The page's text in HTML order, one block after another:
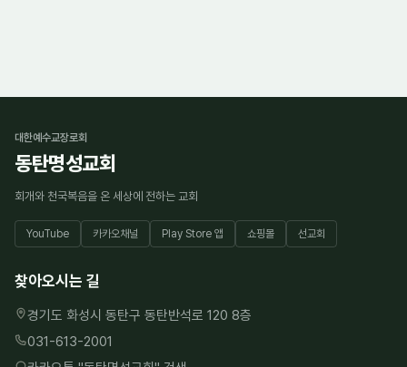
대한예수교장로회
동탄명성교회
회개와 천국복음을 온 세상에 전하는 교회
YouTube 카카오채널 Play Store 앱 쇼핑몰 선교회
찾아오시는 길
경기도 화성시 동탄구 동탄반석로 120 8층
031-613-2001